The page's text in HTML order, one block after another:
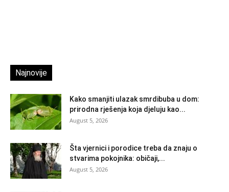
Najnovije
Kako smanjiti ulazak smrdibuba u dom:
prirodna rješenja koja djeluju kao...
August 5, 2026
Šta vjernici i porodice treba da znaju o
stvarima pokojnika: običaji,...
August 5, 2026